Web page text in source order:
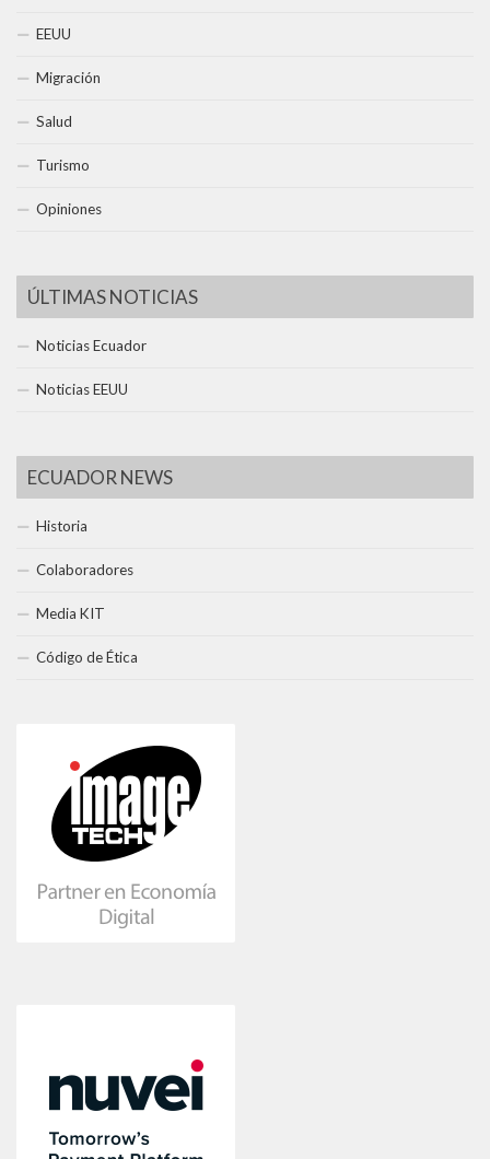
EEUU
Migración
Salud
Turismo
Opiniones
ÚLTIMAS NOTICIAS
Noticias Ecuador
Noticias EEUU
ECUADOR NEWS
Historia
Colaboradores
Media KIT
Código de Ética